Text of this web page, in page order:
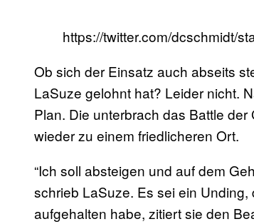
https://twitter.com/dcschmidt/
Ob sich der Einsatz auch abseits
LaSuze gelohnt hat? Leider nicht.
Plan. Die unterbrach das Battle
wieder zu einem friedlicheren Ort.
“Ich soll absteigen und auf dem
schrieb LaSuze. Es sei ein
aufgehalten habe, zitiert sie den